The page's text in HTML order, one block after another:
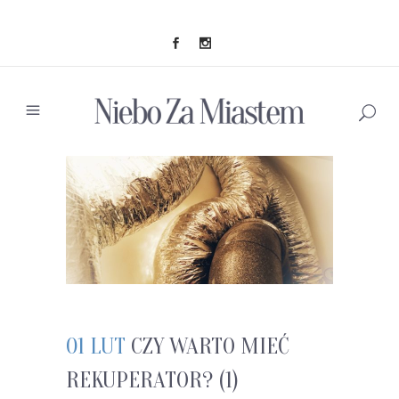
01 LUT CZY WARTO MIEĆ
REKUPERATOR? (1)